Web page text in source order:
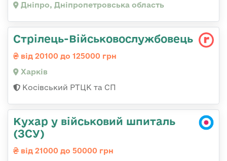
Дніпро, Дніпропетровська область
Стрілець-Військовослужбовець
від 20100 до 125000 грн
Харків
Косівський РТЦК та СП
Кухар у військовий шпиталь
(ЗСУ)
від 21000 до 50000 грн